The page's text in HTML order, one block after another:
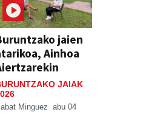
jaien
Ainhoa
JAIAK
Minguez abu 04